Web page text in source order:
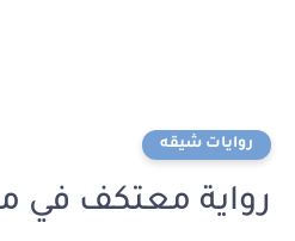
روايات شيقه
رواية معتكف في